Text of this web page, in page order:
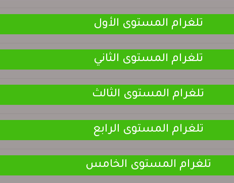
تلغرام المستوى الأول
تلغرام المستوى الثاني
تلغرام المستوى الثالث
تلغرام المستوى الرابع
تلغرام المستوى الخامس